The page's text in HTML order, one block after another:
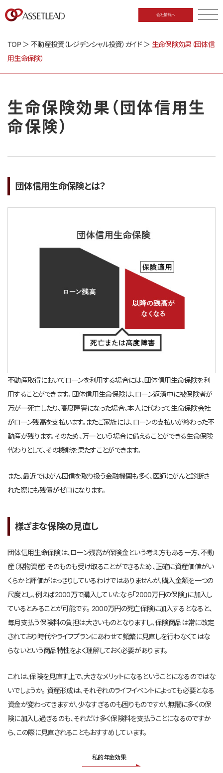
会社情報へ
TOP＞ 不動産投資（レジデンシャル投資）ガイド＞ 生命保険効果（団体信
用生命保険）
生命保険効果（団体信用生
命保険）
団体信用生命保険とは？
不動産取得においてローンを利用する場合には、団体信用生命保険を利
用することができます。 団体信用生命保険は、ローン返済中に被保険者が
万が一死亡したり、高度障害になった場合、本人に代わって生命保険会社
がローン残高を支払います。またご家族には、ローンの支払いが終わった不
動産が残ります。そのため、万一という場合に備えることができる生命保険
代わりとして、その機能を果たすことができます。
また、最近ではがん団信を取り扱う金融機関も多く、医師にがんと診断さ
れた際にも残債がゼロになります。
様ざまな保険の見直し
団体信用生命保険は、ローン残高が保険金という考え方もある一方、不動
産（現物資産）そのものも受け取ることができるため、正確に資産価値がい
くらかと評価がはっきりしているわけではありませんが、購入金額を一つの
尺度とし、例えば2000万で購入していたなら「2000万円の保険」に加入し
ているとみることが可能です。 2000万円の死亡保険に加入するとなると、
毎月支払う保険料の負担は大きいものとなりますし、保険商品は常に改定
されており時代やライフプランにあわせて頻繁に見直しを行わなくてはな
らないという商品特性をよく理解しておく必要があります。
これは、保険を見直す上で、大きなメリットになるということになるのではな
いでしょうか。 資産形成は、それぞれのライフイベントによっても必要となる
資金が変わってきますが、少なすぎるのも困りものですが、無闇に多くの保
険に加入し過ぎるのも、それだけ多く保険料を支払うことになるのですか
ら、この際に見直されることもおすすめしています。
私的年金効果